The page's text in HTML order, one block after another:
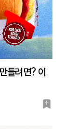
들려면? 이
북